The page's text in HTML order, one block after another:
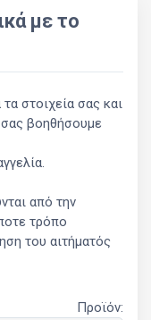
με το
στοιχεία σας και
σας βοηθήσουμε
από την
τρόπο
του αιτήματός
Προϊόν: